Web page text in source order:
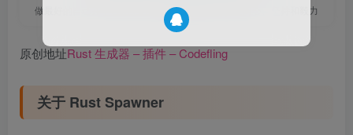
做最好的自己并不容易，这是很美好的愿望，需要耐心、坚持和毅力
原创地址Rust 生成器 – 插件 – Codefling
关于 Rust Spawner